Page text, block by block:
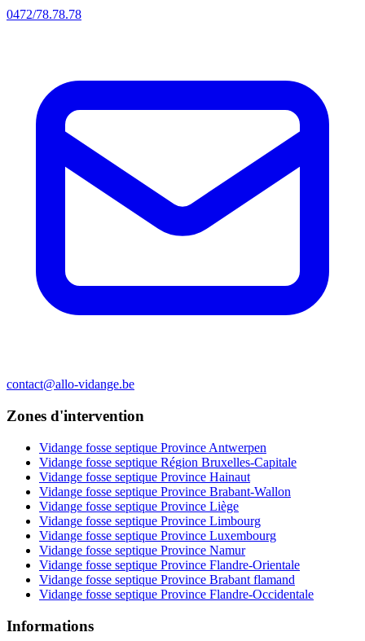
0472/78.78.78
contact@allo-vidange.be
Zones d'intervention
Vidange fosse septique Province Antwerpen
Vidange fosse septique Région Bruxelles-Capitale
Vidange fosse septique Province Hainaut
Vidange fosse septique Province Brabant-Wallon
Vidange fosse septique Province Liège
Vidange fosse septique Province Limbourg
Vidange fosse septique Province Luxembourg
Vidange fosse septique Province Namur
Vidange fosse septique Province Flandre-Orientale
Vidange fosse septique Province Brabant flamand
Vidange fosse septique Province Flandre-Occidentale
Informations